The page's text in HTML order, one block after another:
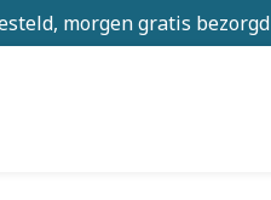
morgen gratis bezorgd